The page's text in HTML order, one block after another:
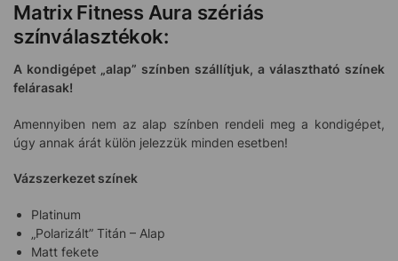
Matrix Fitness Aura szériás
színválasztékok:
A kondigépet „alap” színben szállítjuk, a választható színek
felárasak!
Amennyiben nem az alap színben rendeli meg a kondigépet,
úgy annak árát külön jelezzük minden esetben!
Vázszerkezet színek
Platinum
„Polarizált” Titán – Alap
Matt fekete